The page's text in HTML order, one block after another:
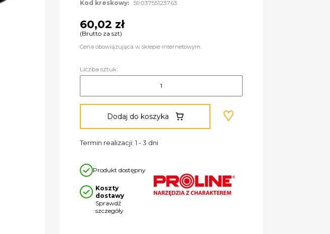
Kod kreskowy: 5903755123763
60,02 zł
(Brutto za szt)
Cena obowiązująca w sklepie internetowym.
Liczba sztuk:
Dodaj do koszyka
Termin realizacji: 1 - 3 dni
Produkt dostępny
Koszty
dostawy
Sprawdź
szczegóły